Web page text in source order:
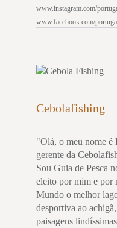
www.instagram.com/
www.facebook.com/
Cebolafishing
"Olá, o meu nome é
gerente da
Sou Guia de Pesca
eleito por mim e por
Mundo o melhor
desportiva ao
paisagens